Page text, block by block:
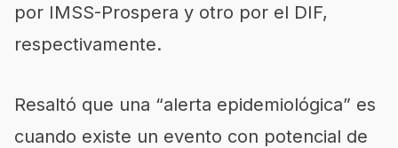
por IMSS-Prospera y otro por el DIF,
respectivamente.
Resaltó que una “alerta epidemiológica” es
cuando existe un evento con potencial de